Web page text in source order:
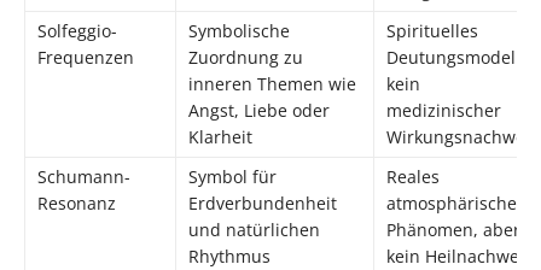
Solfeggio-
Frequenzen
Symbolische
Zuordnung zu
inneren Themen wie
Angst, Liebe oder
Klarheit
Spirituelles
Deutungsmodell,
kein
medizinischer
Wirkungsnachweis
Schumann-
Resonanz
Symbol für
Erdverbundenheit
und natürlichen
Rhythmus
Reales
atmosphärisches
Phänomen, aber
kein Heilnachweis